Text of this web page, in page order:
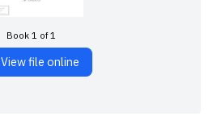
Book 1 of 1
View file online